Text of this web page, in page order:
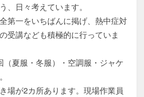
、日々考えています。
第一をいちばんに掲げ、熱中症対
受講なども積極的に行っていま
（夏服・冬服）・空調服・ジャケ
場が2カ所あります。現場作業員